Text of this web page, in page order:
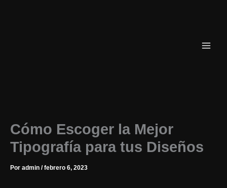
Cómo Escoger la Mejor
Tipografía para tus Diseños
Por admin /febrero 6, 2023